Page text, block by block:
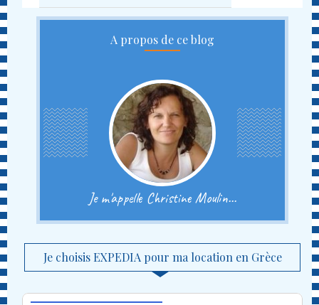
A propos de ce blog
Je m'appelle Christine Moulin...
Je choisis EXPEDIA pour ma location en Grèce